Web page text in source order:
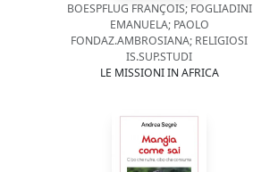
BOESPFLUG FRANÇOIS; FOGLIADINI
EMANUELA; PAOLO
FONDAZ.AMBROSIANA; RELIGIOSI
IS.SUP.STUDI
LE MISSIONI IN AFRICA